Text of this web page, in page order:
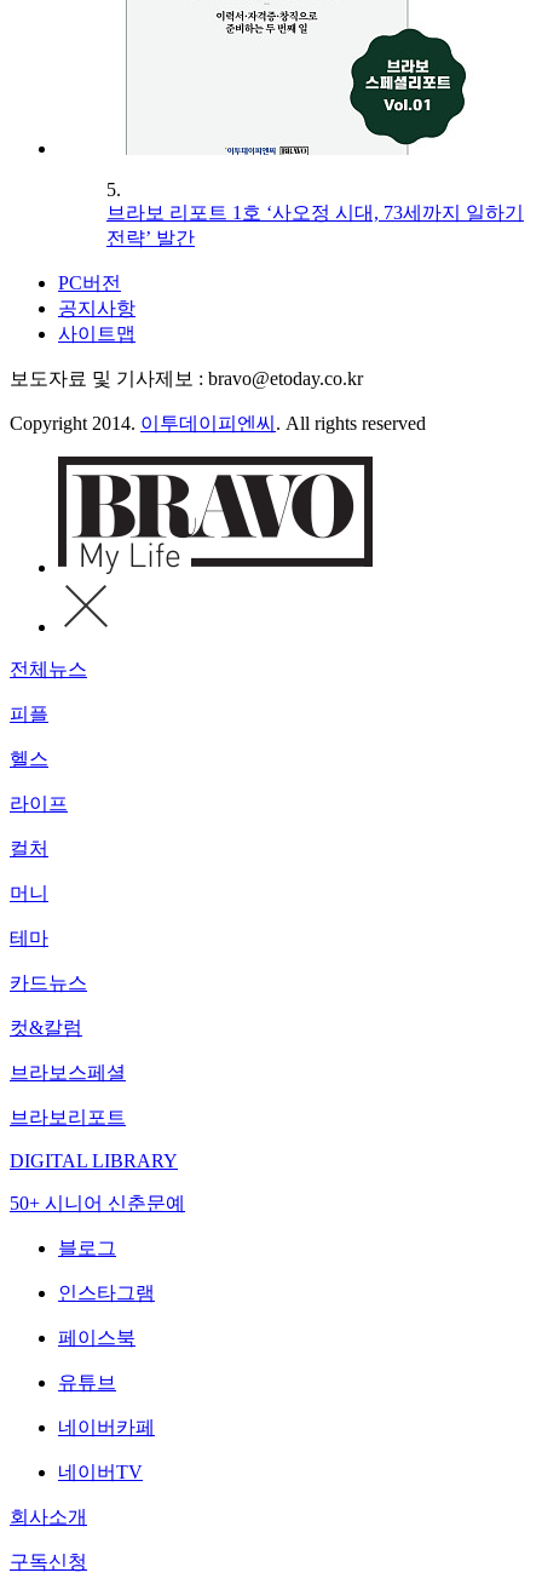
5.
브라보 리포트 1호 ‘사오정 시대, 73세까지 일하기
전략’ 발간
PC버전
공지사항
사이트맵
보도자료 및 기사제보 : bravo@etoday.co.kr
Copyright 2014. 이투데이피엔씨 . All rights reserved
전체뉴스
피플
헬스
라이프
컬처
머니
테마
카드뉴스
컷&칼럼
브라보스페셜
브라보리포트
DIGITAL LIBRARY
50+ 시니어 신춘문예
블로그
인스타그램
페이스북
유튜브
네이버카페
네이버TV
회사소개
구독신청